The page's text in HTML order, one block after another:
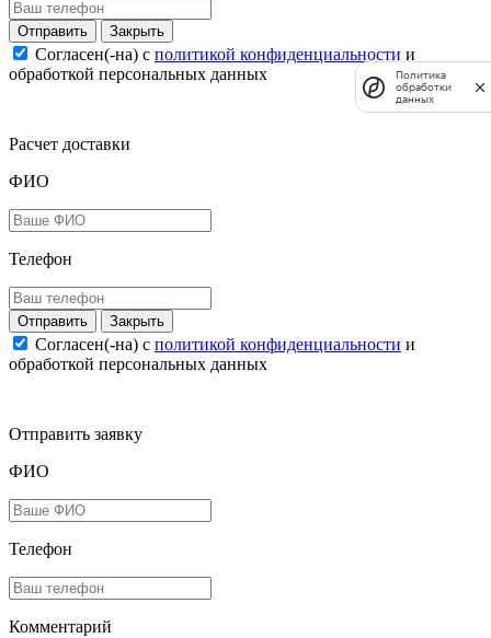
Закрыть
Согласен(-на) c политикой конфиденциальности и
обработкой персональных данных
Расчет доставки
ФИО
Телефон
Закрыть
Согласен(-на) c политикой конфиденциальности и
обработкой персональных данных
Отправить заявку
ФИО
Телефон
Комментарий
Политика
обработки
данных